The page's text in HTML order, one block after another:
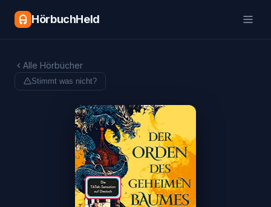
HörbuchHeld
Alle Hörbücher
Stimmt was nicht?